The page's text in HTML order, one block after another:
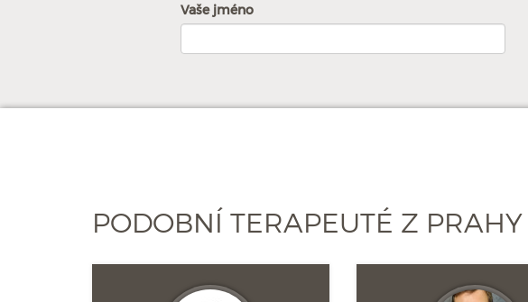
Vaše jméno
PODOBNÍ TERAPEUTÉ Z PRAHY